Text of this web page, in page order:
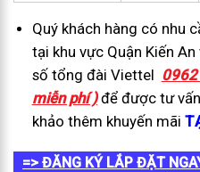
Quý khách hàng có nhu
tại khu vực Quận Kiến
số tổng đài Viettel 0962
miễn phí )để được tư
khảo thêm khuyến mãi
=> ĐĂNG KÝ LẮP ĐẶT